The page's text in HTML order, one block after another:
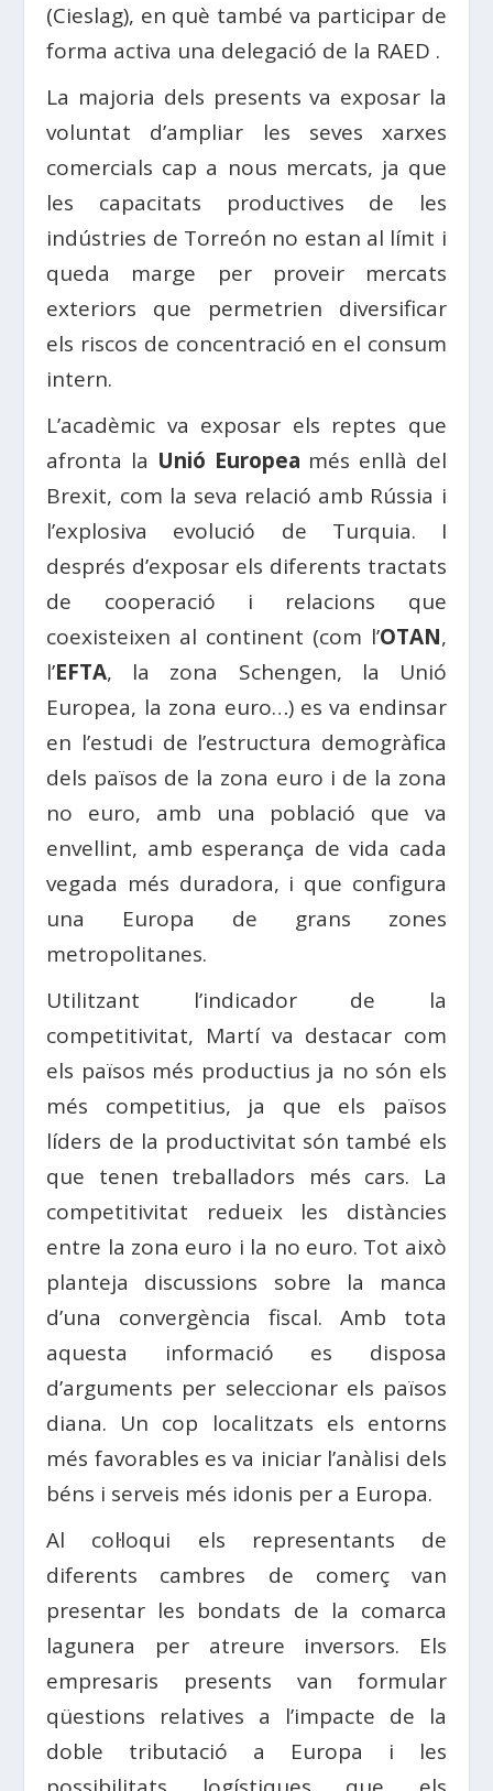
(Cieslag), en què també va participar de
forma activa una delegació de la RAED .
La majoria dels presents va exposar la
voluntat d’ampliar les seves xarxes
comercials cap a nous mercats, ja que
les capacitats productives de les
indústries de Torreón no estan al límit i
queda marge per proveir mercats
exteriors que permetrien diversificar
els riscos de concentració en el consum
intern.
L’acadèmic va exposar els reptes que
afronta la Unió Europea més enllà del
Brexit, com la seva relació amb Rússia i
l’explosiva evolució de Turquia. I
després d’exposar els diferents tractats
de cooperació i relacions que
coexisteixen al continent (com l’OTAN,
l’EFTA, la zona Schengen, la Unió
Europea, la zona euro…) es va endinsar
en l’estudi de l’estructura demogràfica
dels països de la zona euro i de la zona
no euro, amb una població que va
envellint, amb esperança de vida cada
vegada més duradora, i que configura
una Europa de grans zones
metropolitanes.
Utilitzant l’indicador de la
competitivitat, Martí va destacar com
els països més productius ja no són els
més competitius, ja que els països
líders de la productivitat són també els
que tenen treballadors més cars. La
competitivitat redueix les distàncies
entre la zona euro i la no euro. Tot això
planteja discussions sobre la manca
d’una convergència fiscal. Amb tota
aquesta informació es disposa
d’arguments per seleccionar els països
diana. Un cop localitzats els entorns
més favorables es va iniciar l’anàlisi dels
béns i serveis més idonis per a Europa.
Al col·loqui els representants de
diferents cambres de comerç van
presentar les bondats de la comarca
lagunera per atreure inversors. Els
empresaris presents van formular
qüestions relatives a l’impacte de la
doble tributació a Europa i les